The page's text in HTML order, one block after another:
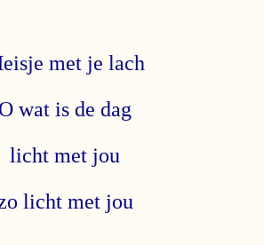
met je lach
O wat is de dag
licht met jou
licht met jou